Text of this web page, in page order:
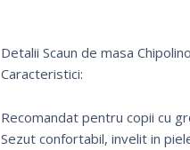
Detalii Scaun de masa
Caracteristici:
Recomandat pentru copii cu
Sezut confortabil, invelit in